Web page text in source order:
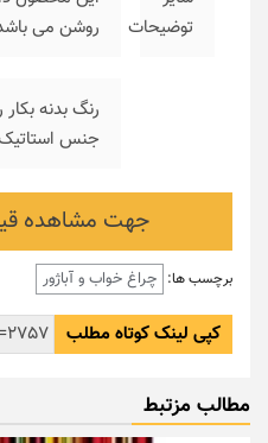
توضیحات
روشن می
رنگ بدنه
جنس
جهت مشاهده
برچسب ها: چراغ خواب و آباژور
کپی لینک کوتاه مطلب
مطالب مزتبط